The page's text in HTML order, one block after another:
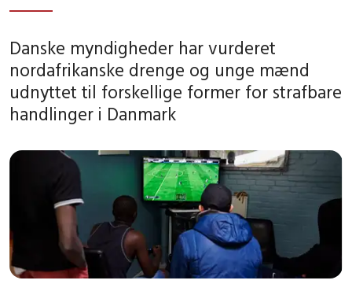
Danske myndigheder har vurderet
nordafrikanske drenge og unge mænd
udnyttet til forskellige former for strafbare
handlinger i Danmark